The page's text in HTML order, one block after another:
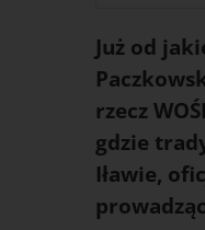
Już od
rzecz
gdzie
Iławie,